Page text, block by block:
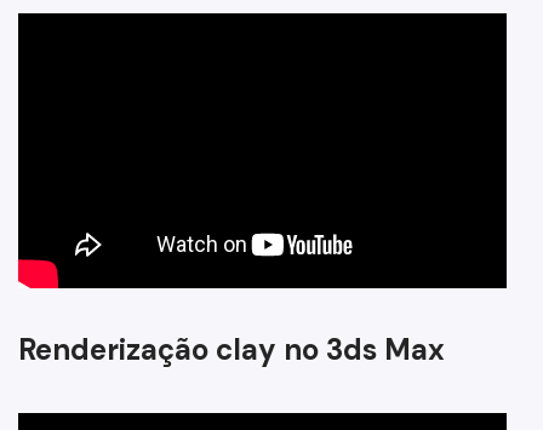
Renderização clay no 3ds Max